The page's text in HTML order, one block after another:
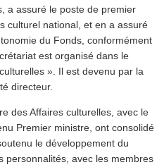
a assuré le poste de premier
culturel national, et en a assuré
du Fonds, con­for­mé­ment
est organisé dans le
». Il est devenu par la
directeur.
des Affaires culturelles, avec le
Premier ministre, ont consolidé
le développe­ment du
per­son­nal­ités, avec les membres